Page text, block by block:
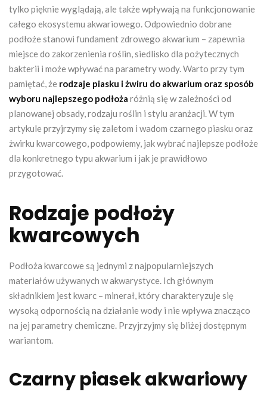
tylko pięknie wyglądają, ale także wpływają na funkcjonowanie
całego ekosystemu akwariowego. Odpowiednio dobrane
podłoże stanowi fundament zdrowego akwarium – zapewnia
miejsce do zakorzenienia roślin, siedlisko dla pożytecznych
bakterii i może wpływać na parametry wody. Warto przy tym
pamiętać, że rodzaje piasku i żwiru do akwarium oraz sposób
wyboru najlepszego podłoża różnią się w zależności od
planowanej obsady, rodzaju roślin i stylu aranżacji. W tym
artykule przyjrzymy się zaletom i wadom czarnego piasku oraz
żwirku kwarcowego, podpowiemy, jak wybrać najlepsze podłoże
dla konkretnego typu akwarium i jak je prawidłowo
przygotować.
Rodzaje podłoży
kwarcowych
Podłoża kwarcowe są jednymi z najpopularniejszych
materiałów używanych w akwarystyce. Ich głównym
składnikiem jest kwarc – minerał, który charakteryzuje się
wysoką odpornością na działanie wody i nie wpływa znacząco
na jej parametry chemiczne. Przyjrzyjmy się bliżej dostępnym
wariantom.
Czarny piasek akwariowy